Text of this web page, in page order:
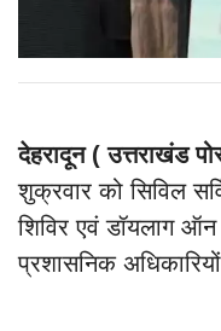
देहरादून ( उत्तराखंड
शुक्रवार को सिविल
शिविर एवं डॉयलाग
प्रशासनिक